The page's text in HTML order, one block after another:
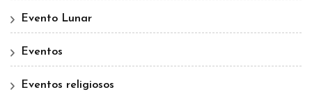
Evento Lunar
Eventos
Eventos religiosos